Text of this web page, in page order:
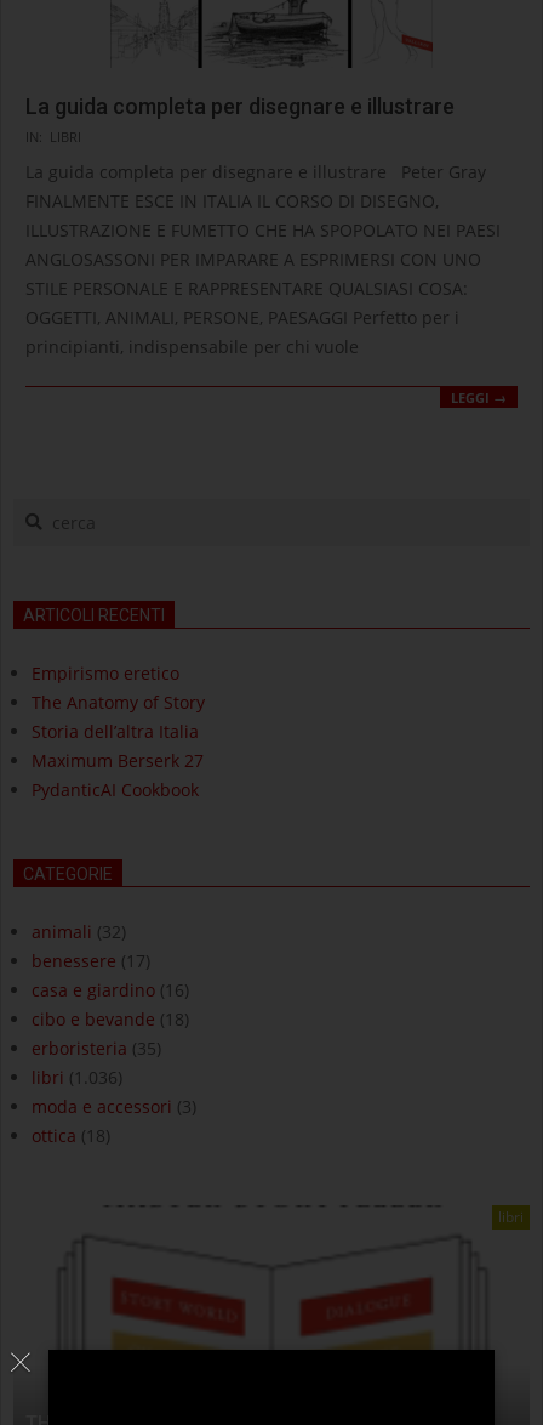
La guida completa per disegnare e illustrare
2021-
04-
29
IN: LIBRI
La guida completa per disegnare e illustrare Peter Gray
FINALMENTE ESCE IN ITALIA IL CORSO DI DISEGNO,
ILLUSTRAZIONE E FUMETTO CHE HA SPOPOLATO NEI PAESI
ANGLOSASSONI PER IMPARARE A ESPRIMERSI CON UNO
STILE PERSONALE E RAPPRESENTARE QUALSIASI COSA:
OGGETTI, ANIMALI, PERSONE, PAESAGGI Perfetto per i
principianti, indispensabile per chi vuole
LEGGI →
cerca
ARTICOLI RECENTI
Empirismo eretico
The Anatomy of Story
Storia dell’altra Italia
Maximum Berserk 27
PydanticAI Cookbook
CATEGORIE
animali (32)
benessere (17)
casa e giardino (16)
cibo e bevande (18)
erboristeria (35)
libri (1.036)
moda e accessori (3)
ottica (18)
libri